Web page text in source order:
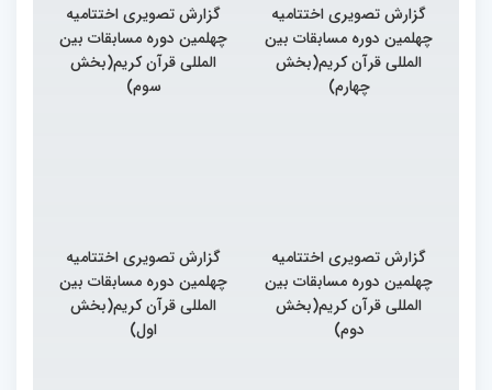
گزارش تصویری اختتامیه
چهلمین دوره مسابقات بین
المللی قرآن کریم(بخش
چهارم)
گزارش تصویری اختتامیه
چهلمین دوره مسابقات بین
المللی قرآن کریم(بخش
سوم)
گزارش تصویری اختتامیه
چهلمین دوره مسابقات بین
المللی قرآن کریم(بخش
دوم)
گزارش تصویری اختتامیه
چهلمین دوره مسابقات بین
المللی قرآن کریم(بخش
اول)